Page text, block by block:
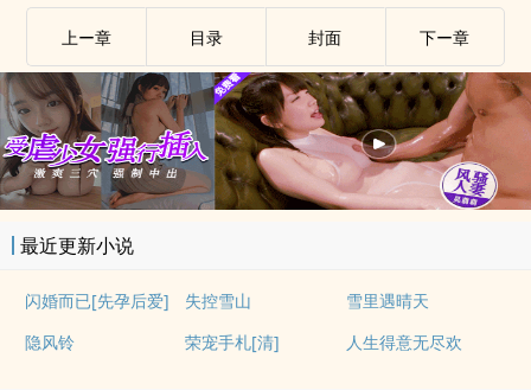
上ー章 目录 封面 下ー章
最近更新小说
闪婚而已[先孕后爱] 失控雪山
雪里遇晴天
隐风铃
荣宠手札[清] 人生得意无尽欢